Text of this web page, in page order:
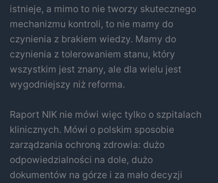
istnieje, a mimo to nie tworzy skutecznego
mechanizmu kontroli, to nie mamy do
czynienia z brakiem wiedzy. Mamy do
czynienia z tolerowaniem stanu, który
wszystkim jest znany, ale dla wielu jest
wygodniejszy niż reforma.
Raport NIK nie mówi więc tylko o szpitalach
klinicznych. Mówi o polskim sposobie
zarządzania ochroną zdrowia: dużo
odpowiedzialności na dole, dużo
dokumentów na górze i za mało decyzji